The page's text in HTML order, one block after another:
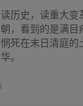
读历史，读重大变
，看到的是满
死在末日清庭
。